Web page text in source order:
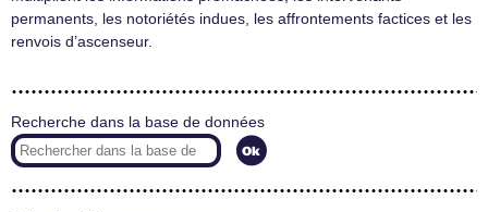
permanents, les notoriétés indues, les affrontements factices et les
renvois d’ascenseur.
Recherche dans la base de données